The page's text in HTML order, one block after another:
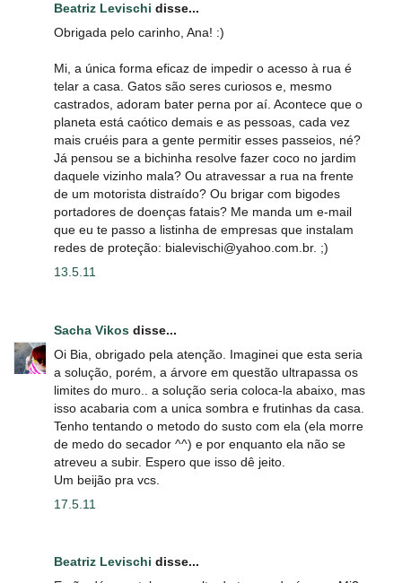
Beatriz Levischi disse...
Obrigada pelo carinho, Ana! :)
Mi, a única forma eficaz de impedir o acesso à rua é
telar a casa. Gatos são seres curiosos e, mesmo
castrados, adoram bater perna por aí. Acontece que o
planeta está caótico demais e as pessoas, cada vez
mais cruéis para a gente permitir esses passeios, né?
Já pensou se a bichinha resolve fazer coco no jardim
daquele vizinho mala? Ou atravessar a rua na frente
de um motorista distraído? Ou brigar com bigodes
portadores de doenças fatais? Me manda um e-mail
que eu te passo a listinha de empresas que instalam
redes de proteção: bialevischi@yahoo.com.br. ;)
13.5.11
Sacha Vikos disse...
Oi Bia, obrigado pela atenção. Imaginei que esta seria
a solução, porém, a árvore em questão ultrapassa os
limites do muro.. a solução seria coloca-la abaixo, mas
isso acabaria com a unica sombra e frutinhas da casa.
Tenho tentando o metodo do susto com ela (ela morre
de medo do secador ^^) e por enquanto ela não se
atreveu a subir. Espero que isso dê jeito.
Um beijão pra vcs.
17.5.11
Beatriz Levischi disse...